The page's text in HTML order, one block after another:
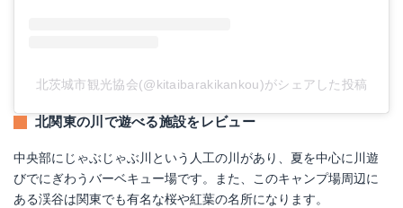
北茨城市観光協会(@kitaibarakikankou)がシェアした投稿
北関東の川で遊べる施設をレビュー
中央部にじゃぶじゃぶ川という人工の川があり、夏を中心に川遊
びでにぎわうバーベキュー場です。また、このキャンプ場周辺に
ある渓谷は関東でも有名な桜や紅葉の名所になります。